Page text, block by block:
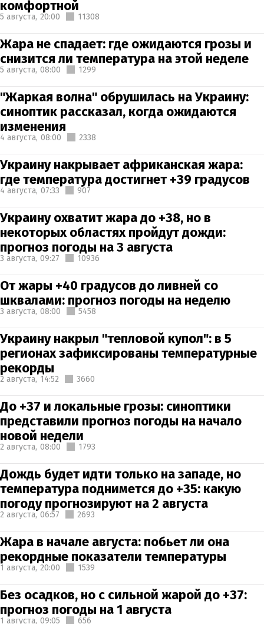
комфортной
5 августа, 20:00 11308
Жара не спадает: где ожидаются грозы и
снизится ли температура на этой неделе
5 августа, 08:00 1299
"Жаркая волна" обрушилась на Украину:
синоптик рассказал, когда ожидаются
изменения
4 августа, 08:00 2338
Украину накрывает африканская жара:
где температура достигнет +39 градусов
4 августа, 07:33 907
Украину охватит жара до +38, но в
некоторых областях пройдут дожди:
прогноз погоды на 3 августа
3 августа, 09:27 10936
От жары +40 градусов до ливней со
шквалами: прогноз погоды на неделю
3 августа, 08:00 5458
Украину накрыл "тепловой купол": в 5
регионах зафиксированы температурные
рекорды
2 августа, 14:52 3660
До +37 и локальные грозы: синоптики
представили прогноз погоды на начало
новой недели
2 августа, 08:00 1793
Дождь будет идти только на западе, но
температура поднимется до +35: какую
погоду прогнозируют на 2 августа
2 августа, 06:57 2693
Жара в начале августа: побьет ли она
рекордные показатели температуры
1 августа, 20:00 1539
Без осадков, но с сильной жарой до +37:
прогноз погоды на 1 августа
1 августа, 09:05 656